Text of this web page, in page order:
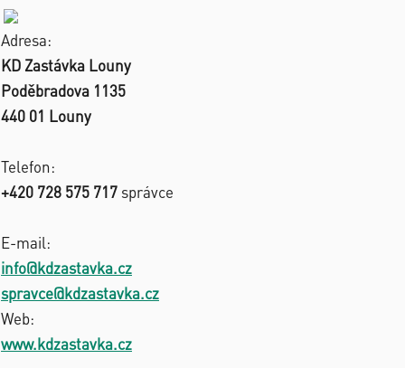
Adresa:
KD Zastávka Louny
Poděbradova 1135
440 01 Louny
Telefon:
+420 728 575 717 správce
E-mail:
info@kdzastavka.cz
spravce@kdzastavka.cz
Web:
www.kdzastavka.cz